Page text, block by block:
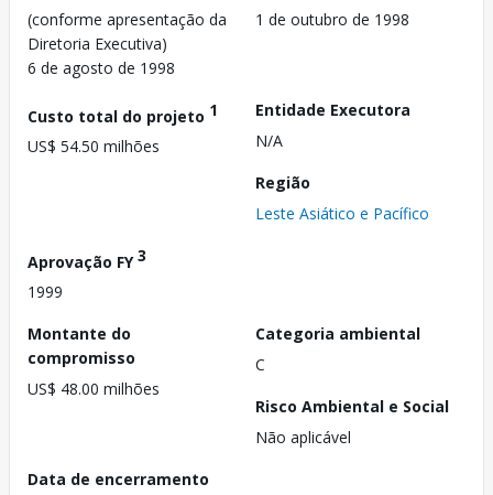
(conforme apresentação da
Diretoria Executiva)
6 de agosto de 1998
1 de outubro de 1998
Custo total do projeto 1
US$ 54.50 milhões
Entidade Executora
N/A
Região
Leste Asiático e Pacífico
Aprovação FY3
1999
Montante do
compromisso
US$ 48.00 milhões
Categoria ambiental
C
Risco Ambiental e Social
Não aplicável
Data de encerramento